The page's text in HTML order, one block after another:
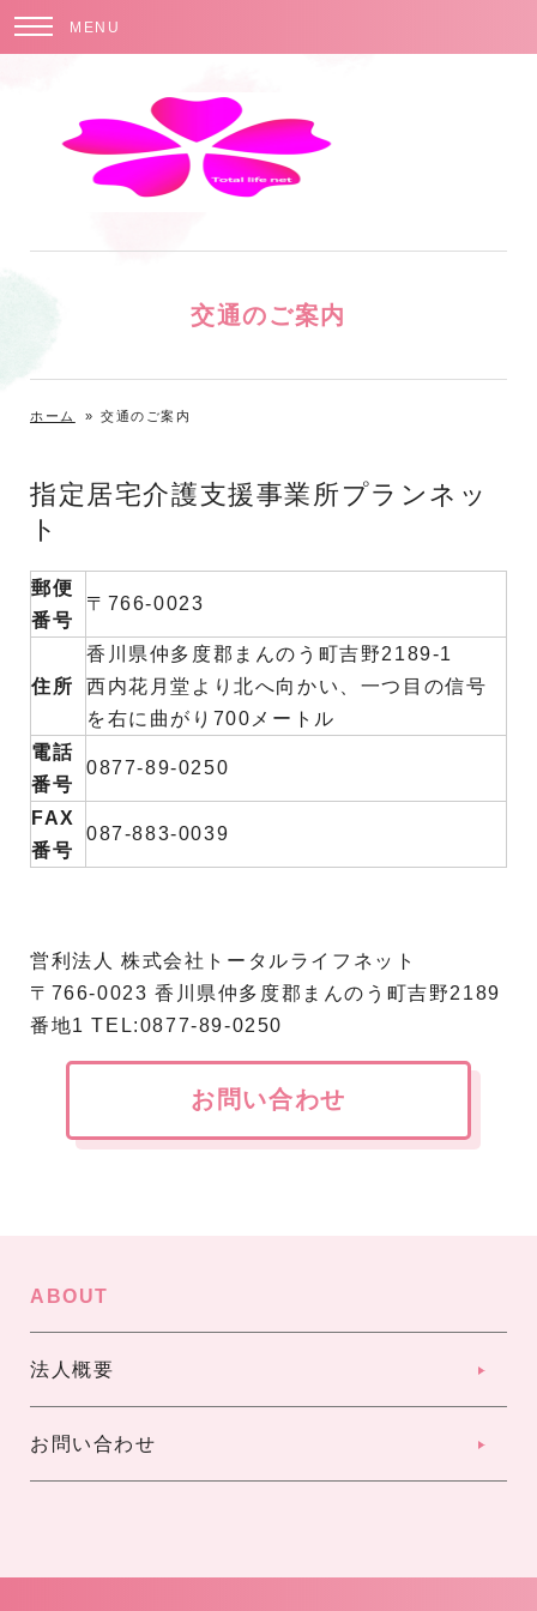
MENU
交通のご案内
ホーム » 交通のご案内
指定居宅介護支援事業所プランネッ
ト
郵便
番号
〒766-0023
住所
香川県仲多度郡まんのう町吉野2189-1
西内花月堂より北へ向かい、一つ目の信号
を右に曲がり700メートル
電話
番号
0877-89-0250
FAX
番号
087-883-0039
営利法人 株式会社トータルライフネット
〒766-0023 香川県仲多度郡まんのう町吉野2189
番地1 TEL:0877-89-0250
お問い合わせ
ABOUT
法人概要
お問い合わせ